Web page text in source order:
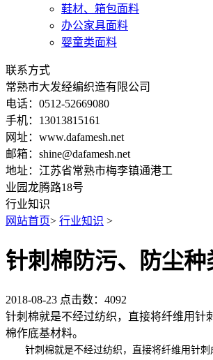
鞋材、箱包面料
办公家具面料
婴童类面料
联系方式
常熟市大发经编织造有限公司
电话：0512-52669080
手机：13013815161
网址：www.dafamesh.net
邮箱：shine@dafamesh.net
地址：江苏省常熟市梅李镇通港工
业园龙腾路18号
行业知识
网站首页> 行业知识 >
针刺棉防污、防尘
2018-08-23 点击数：4092
针刺棉就是不经过纺织，直接将纤维用针
棉作底基材料。
针刺棉就是不经过纺织，直接将纤维用针刺